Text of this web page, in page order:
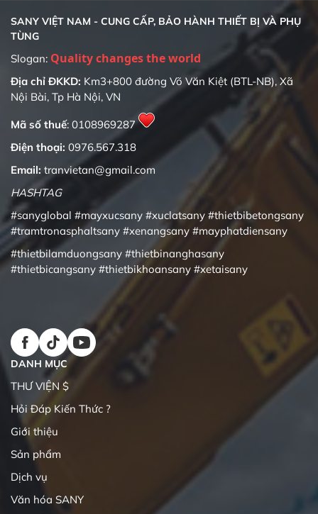
SANY VIỆT NAM - CUNG CẤP, BẢO HÀNH THIẾT BỊ VÀ PHỤ
TÙNG
Slogan: Quality changes the world
Địa chỉ ĐKKD: Km3+800 đường Võ Văn Kiệt (BTL-NB), Xã
Nội Bài, Tp Hà Nội, VN
Mã số thuế: 0108969287
Điện thoại: 0976.567.318
Email: tranvietan@gmail.com
HASHTAG
#sanyglobal #mayxucsany #xuclatsany #thietbibetongsany
#tramtronasphaltsany #xenangsany #mayphatdiensany
#thietbilamduongsany #thietbinanghasany
#thietbicangsany #thietbikhoansany #xetaisany
DANH MỤC
THƯ VIỆN $
Hỏi Đáp Kiến Thức ?
Giới thiệu
Sản phẩm
Dịch vụ
Văn hóa SANY